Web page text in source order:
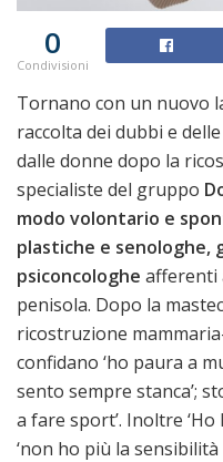
0
Condivisioni
Tornano con un nuovo
raccolta dei dubbi e
dalle donne dopo la
specialiste del gruppo
modo volontario e
plastiche e senologhe,
psiconcologhe afferenti
penisola. Dopo la
ricostruzione
confidano ‘ho paura a
sento sempre stanca’;
a fare sport’. Inoltre ‘Ho
‘non ho più la sensibilità